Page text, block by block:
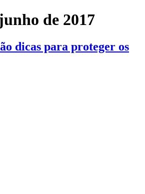
de 2017
dicas para proteger os